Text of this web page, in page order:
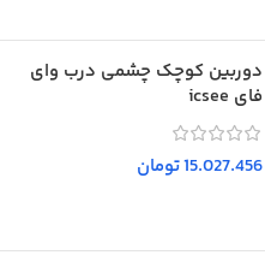
دوربین کوچک چشمی درب وای
فای icsee
15.027.456تومان